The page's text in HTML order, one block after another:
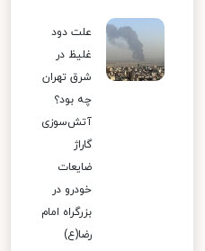
علت دود
غلیظ در
شرق تهران
چه بود؟
آتش‌سوزی
گاراژ
ضایعات
خودرو در
بزرگراه امام
رضا(ع)